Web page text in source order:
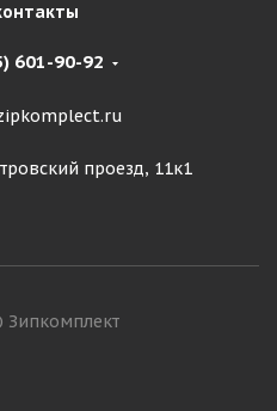
601-90-92
проезд, 11к1
Зипкомплект